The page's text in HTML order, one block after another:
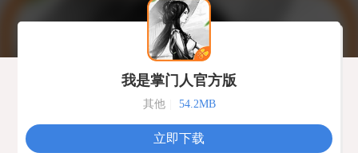
我是掌门人官方版
其他 54.2MB
立即下载